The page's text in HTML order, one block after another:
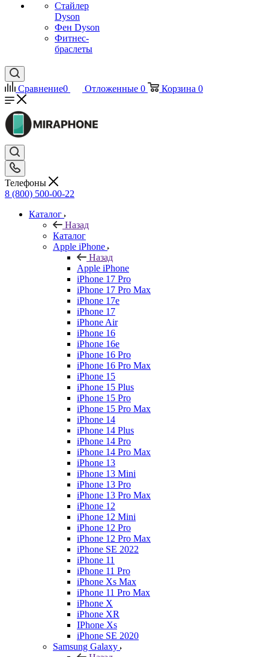
Стайлер
Dyson
Фен Dyson
Фитнес-
браслеты
Сравнение0 Отложенные 0 Корзина 0
Телефоны
8 (800) 500-00-22
Каталог
Назад
Каталог
Apple iPhone
Назад
Apple iPhone
iPhone 17 Pro
iPhone 17 Pro Max
iPhone 17e
iPhone 17
iPhone Air
iPhone 16
iPhone 16e
iPhone 16 Pro
iPhone 16 Pro Max
iPhone 15
iPhone 15 Plus
iPhone 15 Pro
iPhone 15 Pro Max
iPhone 14
iPhone 14 Plus
iPhone 14 Pro
iPhone 14 Pro Max
iPhone 13
iPhone 13 Mini
iPhone 13 Pro
iPhone 13 Pro Max
iPhone 12
iPhone 12 Mini
iPhone 12 Pro
iPhone 12 Pro Max
iPhone SE 2022
iPhone 11
iPhone 11 Pro
iPhone Xs Max
iPhone 11 Pro Max
iPhone X
iPhone XR
IPhone Xs
iPhone SE 2020
Samsung Galaxy